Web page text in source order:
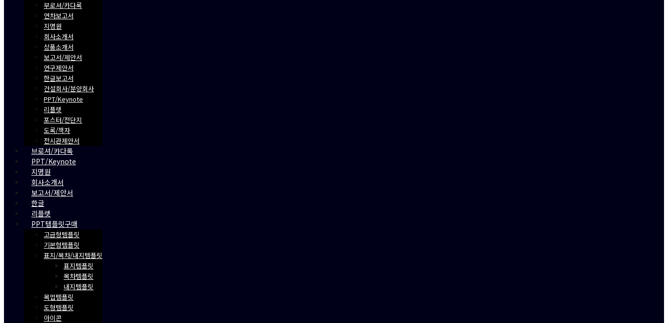
부로셔/카다록
연차보고서
지명원
회사소개서
상품소개서
보고서/제안서
연구제안서
한글보고서
건설회사/분양회사
PPT/Keynote
리플렛
포스터/전단지
도록/책자
전시관제안서
브로셔/카다록
PPT/Keynote
지명원
회사소개서
보고서/제안서
한글
리플렛
PPT템플릿구매
고급형템플릿
기본형템플릿
표지/목차/내지템플릿
표지템플릿
목차템플릿
내지템플릿
목업템플릿
도형템플릿
아이콘